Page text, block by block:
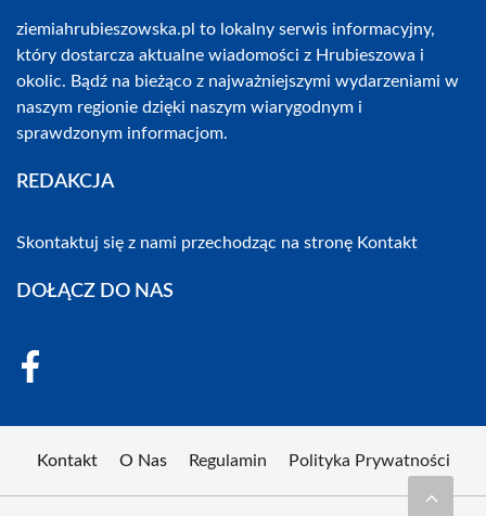
ziemiahrubieszowska.pl to lokalny serwis informacyjny,
który dostarcza aktualne wiadomości z Hrubieszowa i
okolic. Bądź na bieżąco z najważniejszymi wydarzeniami w
naszym regionie dzięki naszym wiarygodnym i
sprawdzonym informacjom.
REDAKCJA
Skontaktuj się z nami przechodząc na stronę Kontakt
DOŁĄCZ DO NAS
Kontakt O Nas Regulamin Polityka Prywatności